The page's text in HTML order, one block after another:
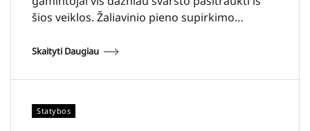
šios veiklos. Žaliavinio pieno supirkimo…
Skaityti Daugiau
Statybos